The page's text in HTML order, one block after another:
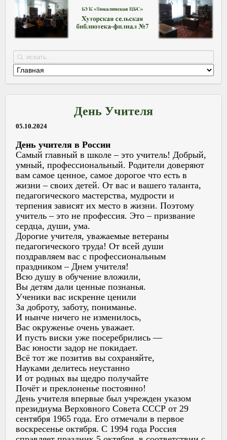
День Учителя
05.10.2024
День учителя в России
Самый главный в школе – это учитель! Добрый,
умный, профессиональный. Родители доверяют
вам самое ценное, самое дорогое что есть в
жизни – своих детей. От вас и вашего таланта,
педагогического мастерства, мудрости и
терпения зависят их место в жизни. Поэтому
учитель – это не профессия. Это – призвание
сердца, души, ума.
Дорогие учителя, уважаемые ветераны
педагогического труда! От всей души
поздравляем вас с профессиональным
праздником – Днем учителя!
Всю душу в обучение вложили,
Вы детям дали ценные познанья.
Ученики вас искренне ценили
За доброту, заботу, пониманье.
И нынче ничего не изменилось,
Вас окруженье очень уважает.
И пусть виски уже посеребрились —
Вас юности задор не покидает.
Всё тот же позитив вы сохраняйте,
Науками делитесь неустанно
И от родных вы щедро получайте
Почёт и преклоненье постоянно!
День учителя впервые был учрежден указом
президиума Верховного Совета СССР от 29
сентября 1965 года. Его отмечали в первое
воскресенье октября. С 1994 года Россия